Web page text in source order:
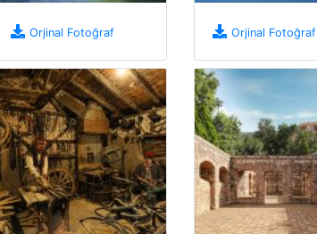
Orjinal Fotoğraf Orjinal Fotoğraf